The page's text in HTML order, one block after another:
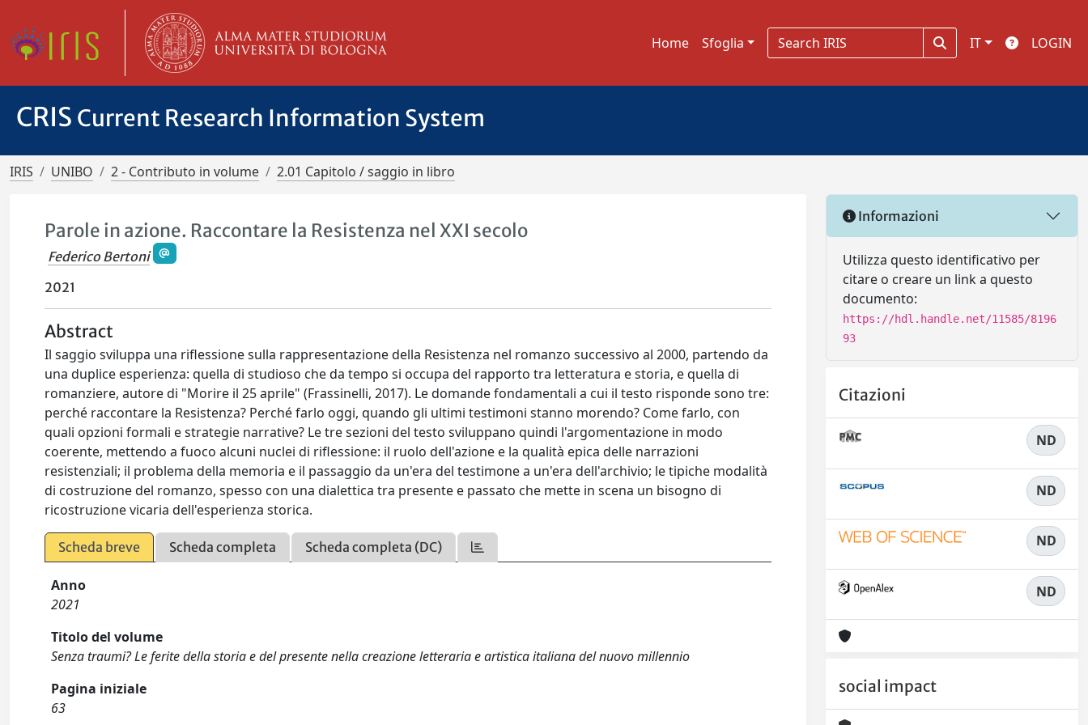
Home Sfoglia IT LOGIN
CRIS Current Research Information System
IRIS UNIBO 2 - Contributo in volume 2.01 Capitolo / saggio in libro
Parole in azione. Raccontare la Resistenza nel XXI secolo
Federico Bertoni
2021
Abstract
Il saggio sviluppa una riflessione sulla rappresentazione della Resistenza nel romanzo successivo al 2000, partendo da
una duplice esperienza: quella di studioso che da tempo si occupa del rapporto tra letteratura e storia, e quella di
romanziere, autore di "Morire il 25 aprile" (Frassinelli, 2017). Le domande fondamentali a cui il testo risponde sono tre:
perché raccontare la Resistenza? Perché farlo oggi, quando gli ultimi testimoni stanno morendo? Come farlo, con
quali opzioni formali e strategie narrative? Le tre sezioni del testo sviluppano quindi l'argomentazione in modo
coerente, mettendo a fuoco alcuni nuclei di riflessione: il ruolo dell'azione e la qualità epica delle narrazioni
resistenziali; il problema della memoria e il passaggio da un'era del testimone a un'era dell'archivio; le tipiche modalità
di costruzione del romanzo, spesso con una dialettica tra presente e passato che mette in scena un bisogno di
ricostruzione vicaria dell'esperienza storica.
Scheda breve Scheda completa Scheda completa (DC)
Anno
2021
Titolo del volume
Senza traumi? Le ferite della storia e del presente nella creazione letteraria e artistica italiana del nuovo millennio
Pagina iniziale
63
Informazioni
Utilizza questo identificativo per
citare o creare un link a questo
documento:
https://hdl.handle.net/11585/8196
93
Citazioni
ND
ND
ND
ND
social impact